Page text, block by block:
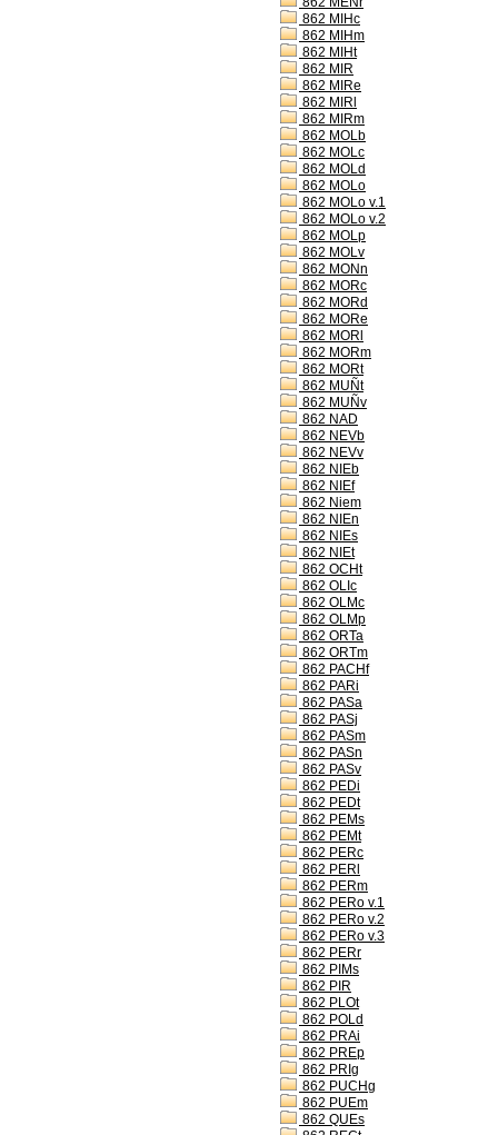
862 MIHc
862 MIHm
862 MIHt
862 MIR
862 MIRe
862 MIRl
862 MIRm
862 MOLb
862 MOLc
862 MOLd
862 MOLo
862 MOLo v.1
862 MOLo v.2
862 MOLp
862 MOLv
862 MONn
862 MORc
862 MORd
862 MORe
862 MORl
862 MORm
862 MORt
862 MUÑt
862 MUÑv
862 NAD
862 NEVb
862 NEVv
862 NIEb
862 NIEf
862 Niem
862 NIEn
862 NIEs
862 NIEt
862 OCHt
862 OLIc
862 OLMc
862 OLMp
862 ORTa
862 ORTm
862 PACHf
862 PARi
862 PASa
862 PASj
862 PASm
862 PASn
862 PASv
862 PEDi
862 PEDt
862 PEMs
862 PEMt
862 PERc
862 PERl
862 PERm
862 PERo v.1
862 PERo v.2
862 PERo v.3
862 PERr
862 PIMs
862 PIR
862 PLOt
862 POLd
862 PRAi
862 PREp
862 PRIg
862 PUCHg
862 PUEm
862 QUEs